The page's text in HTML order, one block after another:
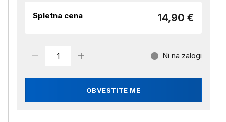
Spletna cena 14,90 €
OBVESTITE ME
Ni na zalogi